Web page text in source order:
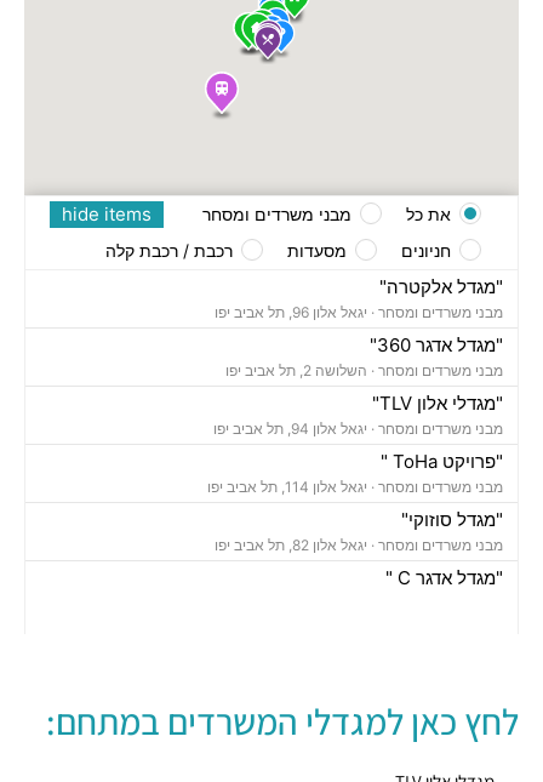
"מגדל אלקטרה"
מבני משרדים ומסחר · יגאל אלון 96, תל אביב יפו
"מגדל אדגר 360"
מבני משרדים ומסחר · השלושה 2, תל אביב יפו
"מגדלי אלון TLV"
מבני משרדים ומסחר · יגאל אלון 94, תל אביב יפו
"פרויקט ToHa "
מבני משרדים ומסחר · יגאל אלון 114, תל אביב יפו
"מגדל סוזוקי"
מבני משרדים ומסחר · יגאל אלון 82, תל אביב יפו
"מגדל אדגר C "
מבני משרדים ומסחר ·יגאל אלון 65, תל אביב יפו
מבני משרדים ומסחר ·
hide items את כל
מבני משרדים ומסחר
חניונים
מסעדות רכבת / רכבת קלה
לחץ כאן למגדלי המשרדים במתחם: